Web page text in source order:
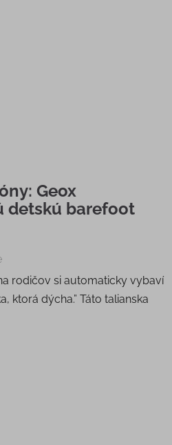
Geox
detskú barefoot
rodičov si automaticky vybaví
ktorá dýcha.” Táto talianska